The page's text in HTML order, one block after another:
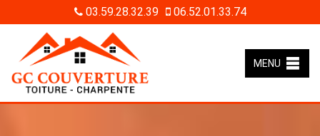
03.59.28.32.39 06.52.01.33.74
MENU